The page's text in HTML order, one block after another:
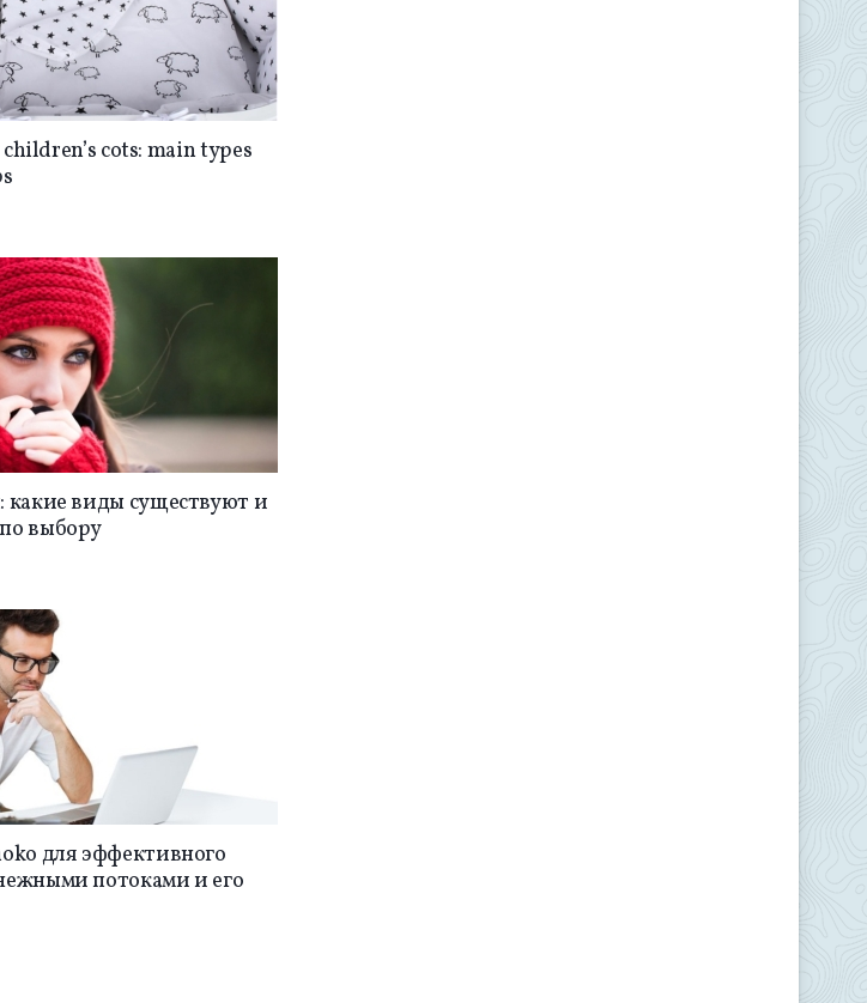
cots: main types
какие виды существуют и
выбору
для эффективного
потоками и его